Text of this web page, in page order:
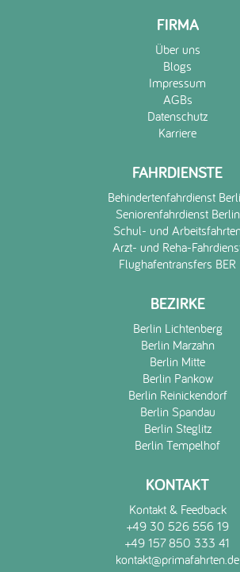
FIRMA
Über uns
Blogs
Impressum
AGBs
Datenschutz
Karriere
FAHRDIENSTE
Behindertenfahrdienst
Seniorenfahrdienst Berlin
Schul- und
Arzt- und Reha-
Flughafentransfers BER
BEZIRKE
Berlin Lichtenberg
Berlin Marzahn
Berlin Mitte
Berlin Pankow
Berlin Reinickendorf
Berlin Spandau
Berlin Steglitz
Berlin Tempelhof
KONTAKT
Kontakt & Feedback
+49 30 526 556 19
+49 157 850 333 41
kontakt@primafahrten.de